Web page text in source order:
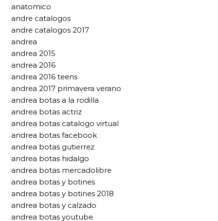
anatomico
andre catalogos
andre catalogos 2017
andrea
andrea 2015
andrea 2016
andrea 2016 teens
andrea 2017 primavera verano
andrea botas a la rodilla
andrea botas actriz
andrea botas catalogo virtual
andrea botas facebook
andrea botas gutierrez
andrea botas hidalgo
andrea botas mercadolibre
andrea botas y botines
andrea botas y botines 2018
andrea botas y calzado
andrea botas youtube